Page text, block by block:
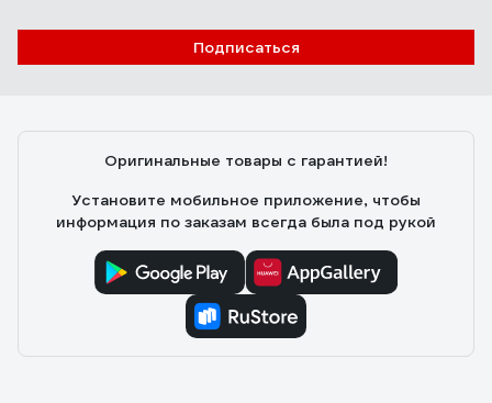
Подписаться
Оригинальные товары с гарантией!
Установите мобильное приложение, чтобы
информация по заказам всегда была под рукой